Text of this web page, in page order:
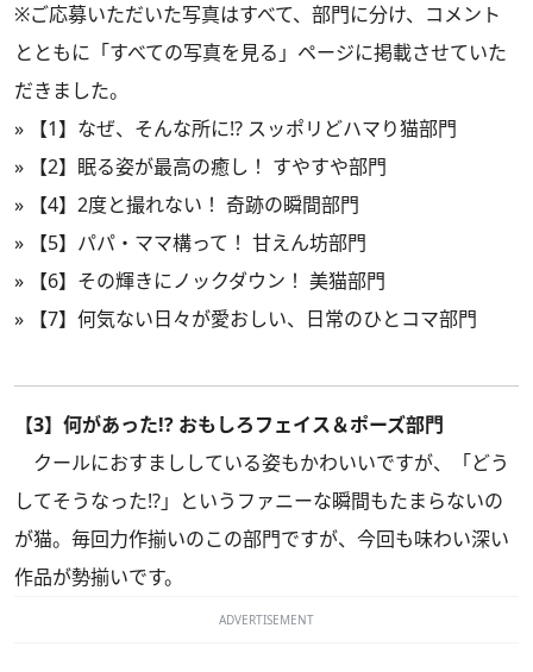
※ご応募いただいた写真はすべて、部門に分け、コメント
とともに 「すべての写真を見る」 ページに掲載させていた
だきました。
»
【1】なぜ、そんな所に!? スッポリどハマり猫部門
»
【2】眠る姿が最高の癒し！ すやすや部門
»
【4】2度と撮れない！ 奇跡の瞬間部門
»
【5】パパ・ママ構って！ 甘えん坊部門
»
【6】その輝きにノックダウン！ 美猫部門
»
【7】何気ない日々が愛おしい、日常のひとコマ部門
【3】何があった!? おもしろフェイス＆ポーズ部門
クールにおすまししている姿もかわいいですが、「どう
してそうなった!?」というファニーな瞬間もたまらないの
が猫。毎回力作揃いのこの部門ですが、今回も味わい深い
作品が勢揃いです。
ADVERTISEMENT